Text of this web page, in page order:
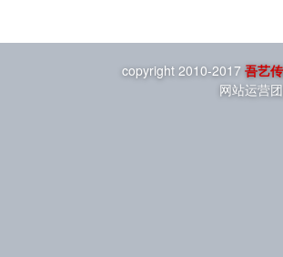
copyright 2010-2017 吾艺
网站运营